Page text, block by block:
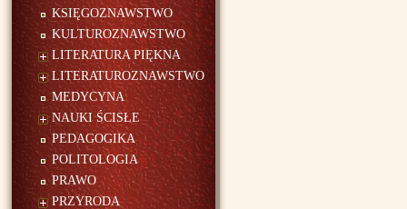
KSIĘGOZNAWSTWO
KULTUROZNAWSTWO
LITERATURA PIĘKNA
LITERATUROZNAWSTWO
MEDYCYNA
NAUKI ŚCISŁE
PEDAGOGIKA
POLITOLOGIA
PRAWO
PRZYRODA